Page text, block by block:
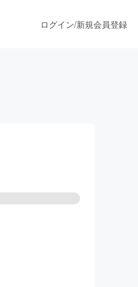
ログイン/新規会員登録